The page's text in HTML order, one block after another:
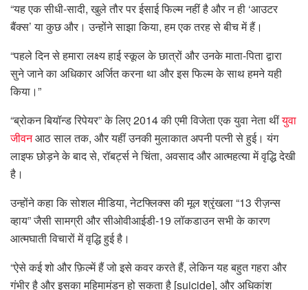
“यह एक सीधी-सादी, खुले तौर पर ईसाई फिल्म नहीं है और न ही ‘आउटर
बैंक्स’ या कुछ और। उन्होंने साझा किया, हम एक तरह से बीच में हैं।
“पहले दिन से हमारा लक्ष्य हाई स्कूल के छात्रों और उनके माता-पिता द्वारा
सुने जाने का अधिकार अर्जित करना था और इस फिल्म के साथ हमने यही
किया।”
“ब्रोकन बियॉन्ड रिपेयर” के लिए 2014 की एमी विजेता एक युवा नेता थींयुवा
जीवनआठ साल तक, और यहीं उनकी मुलाकात अपनी पत्नी से हुई। यंग
लाइफ छोड़ने के बाद से, रॉबर्ट्स ने चिंता, अवसाद और आत्महत्या में वृद्धि देखी
है।
उन्होंने कहा कि सोशल मीडिया, नेटफ्लिक्स की मूल श्रृंखला “13 रीज़न्स
व्हाय” जैसी सामग्री और सीओवीआईडी-19 लॉकडाउन सभी के कारण
आत्मघाती विचारों में वृद्धि हुई है।
“ऐसे कई शो और फ़िल्में हैं जो इसे कवर करते हैं, लेकिन यह बहुत गहरा और
गंभीर है और इसका महिमामंडन हो सकता है [suicide], और अधिकांश